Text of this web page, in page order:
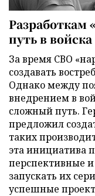
Разработкам
путь в войска
За время СВО
создавать
Однако между
внедрением в
сложный путь.
предложил
таких
эта инициатива
перспективные
запускать их
успешные